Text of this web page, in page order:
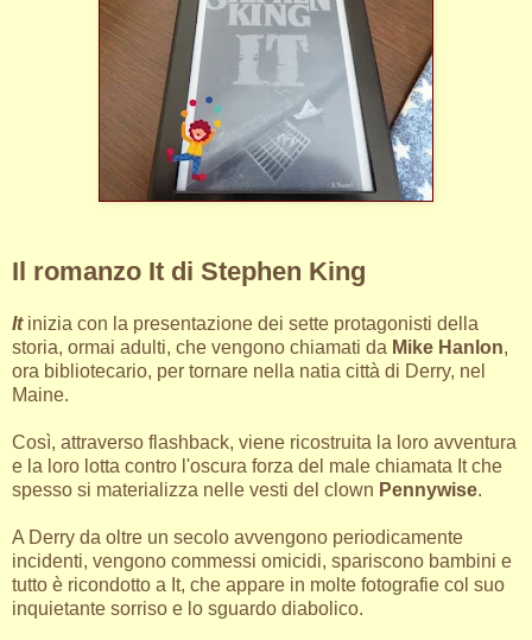
Il romanzo It di Stephen King
Itinizia con la presentazione dei sette protagonisti della
storia, ormai adulti, che vengono chiamati da Mike Hanlon,
ora bibliotecario, per tornare nella natia città di Derry, nel
Maine.
Così, attraverso flashback, viene ricostruita la loro avventura
e la loro lotta contro l'oscura forza del male chiamata It che
spesso si materializza nelle vesti del clown Pennywise.
A Derry da oltre un secolo avvengono periodicamente
incidenti, vengono commessi omicidi, spariscono bambini e
tutto è ricondotto a It, che appare in molte fotografie col suo
inquietante sorriso e lo sguardo diabolico.